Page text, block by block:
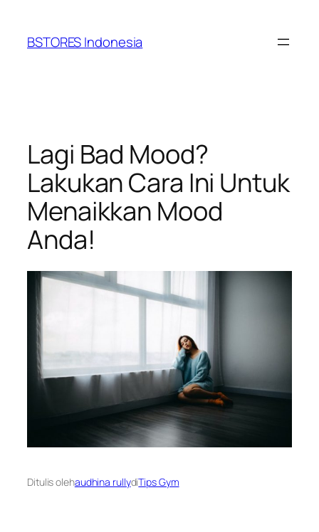
konten
BSTORES Indonesia
Lagi Bad Mood?
Lakukan Cara Ini Untuk
Menaikkan Mood
Anda!
Ditulis olehaudhina rullydiTips Gym